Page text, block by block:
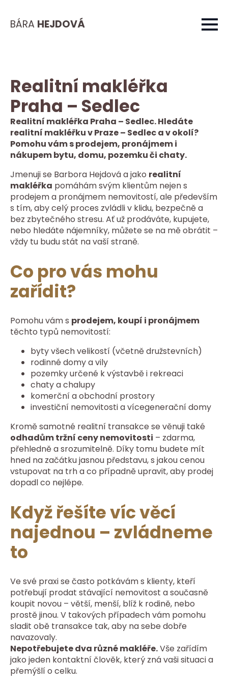
BÁRA HEJDOVÁ
Realitní makléřka
Praha – Sedlec
Realitní makléřka Praha – Sedlec. Hledáte
realitní makléřku v Praze – Sedlec a v okolí?
Pomohu vám s prodejem, pronájmem i
nákupem bytu, domu, pozemku či chaty.
Jmenuji se Barbora Hejdová a jako realitní
makléřka pomáhám svým klientům nejen s
prodejem a pronájmem nemovitostí, ale především
s tím, aby celý proces zvládli v klidu, bezpečně a
bez zbytečného stresu. Ať už prodáváte, kupujete,
nebo hledáte nájemníky, můžete se na mě obrátit –
vždy tu budu stát na vaší straně.
Co pro vás mohu
zařídit?
Pomohu vám s prodejem, koupí i pronájmem
těchto typů nemovitostí:
byty všech velikostí (včetně družstevních)
rodinné domy a vily
pozemky určené k výstavbě i rekreaci
chaty a chalupy
komerční a obchodní prostory
investiční nemovitosti a vícegenerační domy
Kromě samotné realitní transakce se věnuji také
odhadům tržní ceny nemovitosti – zdarma,
přehledně a srozumitelně. Díky tomu budete mít
hned na začátku jasnou představu, s jakou cenou
vstupovat na trh a co případně upravit, aby prodej
dopadl co nejlépe.
Když řešíte víc věcí
najednou – zvládneme
to
Ve své praxi se často potkávám s klienty, kteří
potřebují prodat stávající nemovitost a současně
koupit novou – větší, menší, blíž k rodině, nebo
prostě jinou. V takových případech vám pomohu
sladit obě transakce tak, aby na sebe dobře
navazovaly.
Nepotřebujete dva různé makléře.Vše zařídím
jako jeden kontaktní člověk, který zná vaši situaci a
přemýšlí o celku.